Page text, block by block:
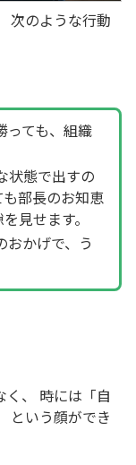
次のような行動
っても、組織
状態で出すの
部長のお知恵
見せます。
おかげで、う
く、 時には「自
という顔ができ